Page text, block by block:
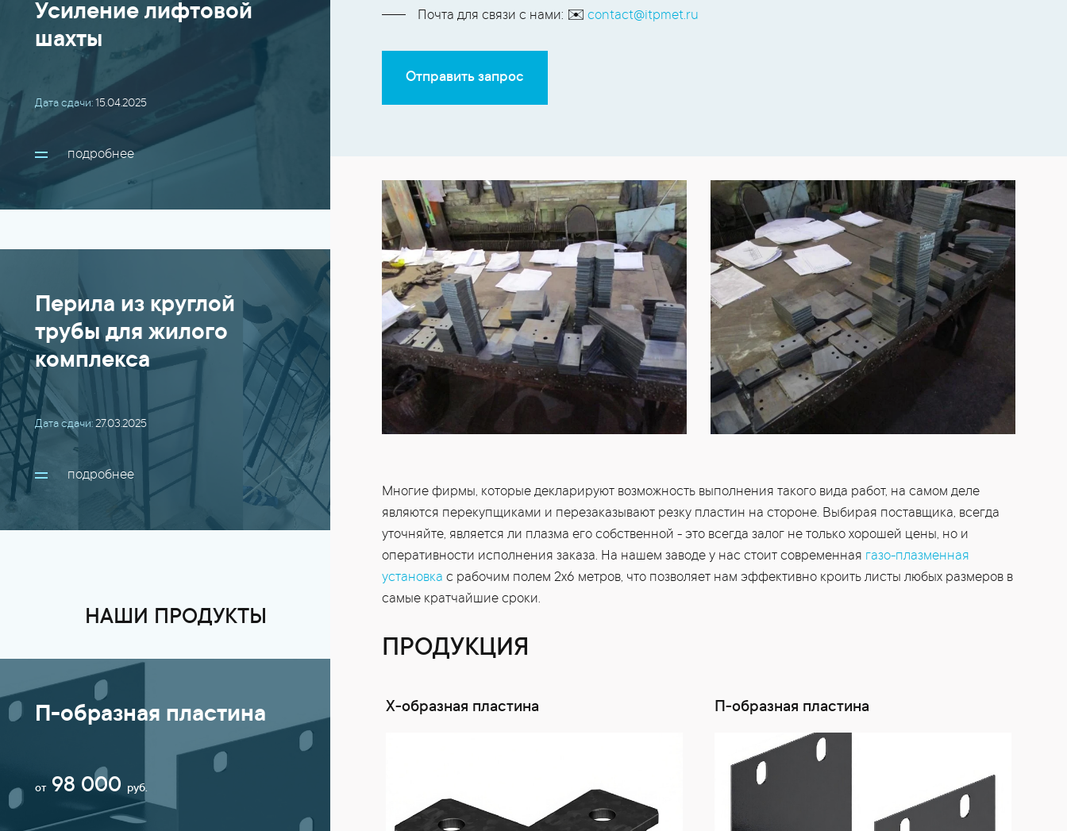
Усиление лифтовой
шахты
Дата сдачи:15.04.2025
подробнее
Перила из круглой
трубы для жилого
комплекса
Дата сдачи:27.03.2025
подробнее
НАШИ ПРОДУКТЫ
П-образная пластина
от98 000 руб.
Почта для связи с нами: ✉️contact@itpmet.ru
Отправить запрос
Многие фирмы, которые декларируют возможность выполнения такого вида работ, на самом деле
являются перекупщиками и перезаказывают резку пластин на стороне. Выбирая поставщика, всегда
уточняйте, является ли плазма его собственной - это всегда залог не только хорошей цены, но и
оперативности исполнения заказа. На нашем заводе у нас стоит современная газо-плазменная
установка с рабочим полем 2х6 метров, что позволяет нам эффективно кроить листы любых размеров в
самые кратчайшие сроки.
ПРОДУКЦИЯ
Х-образная пластина П-образная пластина